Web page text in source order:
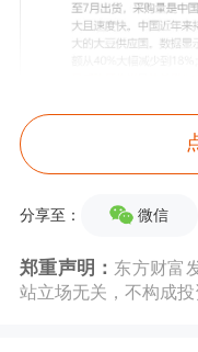
分享至： 微信
郑重声明： 东方财富
站立场无关，不构成投